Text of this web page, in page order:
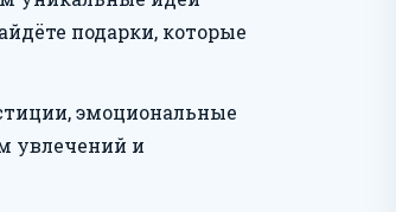
подарки, которые
эмоциональные
увлечений и